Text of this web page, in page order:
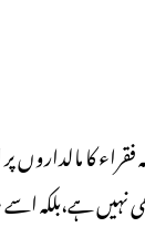
فقراء کا
نہیں